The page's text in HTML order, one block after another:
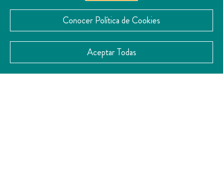
Conocer Política de Cookies
Aceptar Todas